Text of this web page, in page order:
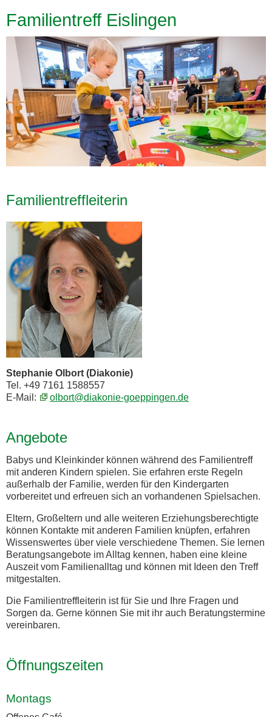
Familientreff Eislingen
Familientreffleiterin
Stephanie Olbort (Diakonie)
Tel. +49 7161 1588557
E-Mail:
olbort@diakonie-goeppingen.de
Angebote
Babys und Kleinkinder können während des Familientreff
mit anderen Kindern spielen. Sie erfahren erste Regeln
außerhalb der Familie, werden für den Kindergarten
vorbereitet und erfreuen sich an vorhandenen Spielsachen.
Eltern, Großeltern und alle weiteren Erziehungsberechtigte
können Kontakte mit anderen Familien knüpfen, erfahren
Wissenswertes über viele verschiedene Themen. Sie lernen
Beratungsangebote im Alltag kennen, haben eine kleine
Auszeit vom Familienalltag und können mit Ideen den Treff
mitgestalten.
Die Familientreffleiterin ist für Sie und Ihre Fragen und
Sorgen da. Gerne können Sie mit ihr auch Beratungstermine
vereinbaren.
Öffnungszeiten
Montags